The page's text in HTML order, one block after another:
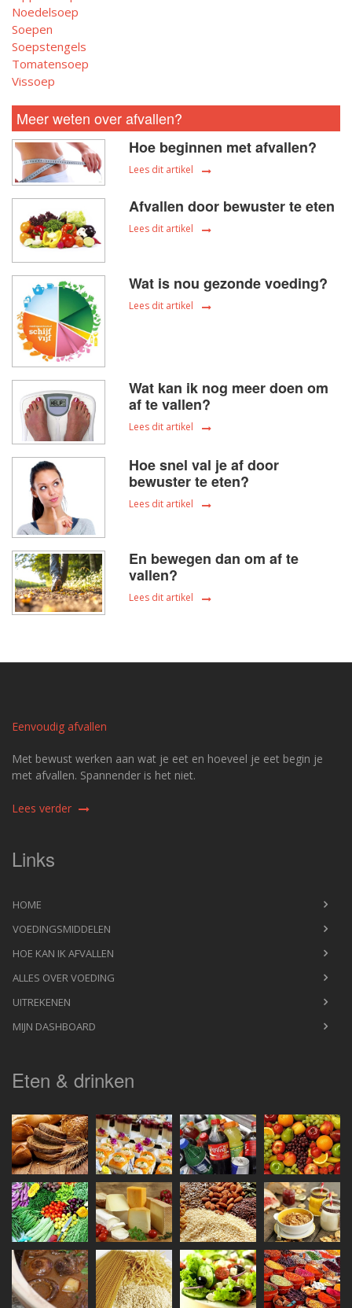
Noedelsoep
Soepen
Soepstengels
Tomatensoep
Vissoep
Meer weten over afvallen?
Hoe beginnen met afvallen?
Lees dit artikel
Afvallen door bewuster te eten
Lees dit artikel
Wat is nou gezonde voeding?
Lees dit artikel
Wat kan ik nog meer doen om
af te vallen?
Lees dit artikel
Hoe snel val je af door
bewuster te eten?
Lees dit artikel
En bewegen dan om af te
vallen?
Lees dit artikel
Eenvoudig afvallen
Met bewust werken aan wat je eet en hoeveel je eet begin je
met afvallen. Spannender is het niet.
Lees verder
Links
HOME
VOEDINGSMIDDELEN
HOE KAN IK AFVALLEN
ALLES OVER VOEDING
UITREKENEN
MIJN DASHBOARD
Eten & drinken